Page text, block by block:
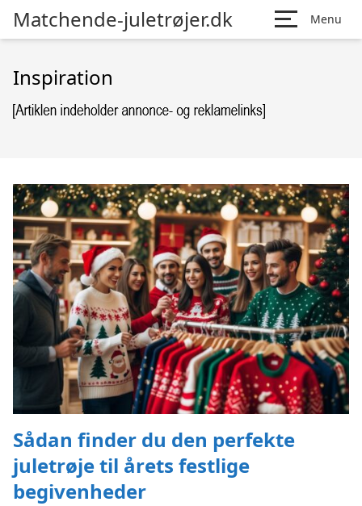
Matchende-juletrøjer.dk Menu
Inspiration
Sådan finder du den perfekte
juletrøje til årets festlige
begivenheder